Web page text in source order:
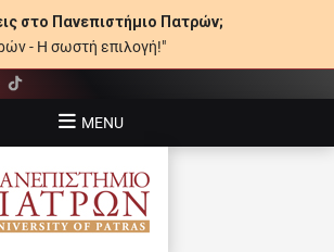
στο Πανεπιστήμιο Πατρών;
- Η σωστή επιλογή!"
MENU
ΠΑΤΡΏΝ